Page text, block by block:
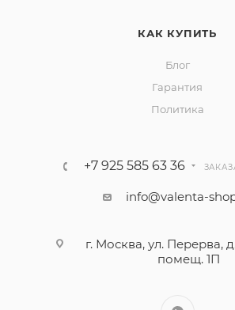
КАК КУПИТЬ
Блог
Гарантия
Политика
+7 925 585 63 36
info@valenta-
г. Москва, ул. Перерва, д.
помещ. 1П